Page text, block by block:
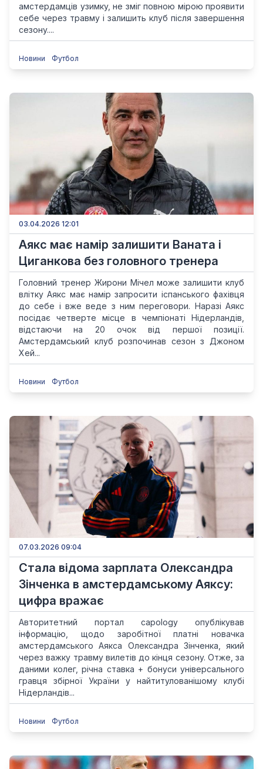
амстердамців узимку, не зміг повною мірою проявити
себе через травму і залишить клуб після завершення
сезону....
Новини Футбол
03.04.2026 12:01
Аякс має намір залишити Ваната і
Циганкова без головного тренера
Головний тренер Жирони Мічел може залишити клуб
влітку Аякс має намір запросити іспанського фахівця
до себе і вже веде з ним переговори. Наразі Аякс
посідає четверте місце в чемпіонаті Нідерландів,
відстаючи на 20 очок від першої позиції.
Амстердамський клуб розпочинав сезон з Джоном
Хей...
Новини Футбол
07.03.2026 09:04
Стала відома зарплата Олександра
Зінченка в амстердамському Аяксу:
цифра вражає
Авторитетний портал capology опублікував
інформацію, щодо заробітної платні новачка
амстердамського Аякса Олександра Зінченка, який
через важку травму вилетів до кінця сезону. Отже, за
даними колег, річна ставка + бонуси універсального
гравця збірної України у найтитулованішому клубі
Нідерландів...
Новини Футбол